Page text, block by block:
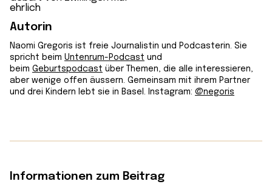
Autorin
Naomi Gregoris ist freie Journalistin und Podcasterin. Sie
spricht beim Untenrum-Podcast und
beim Geburtspodcast über Themen, die alle interessieren,
aber wenige offen äussern. Gemeinsam mit ihrem Partner
und drei Kindern lebt sie in Basel. Instagram: @negoris
Informationen zum Beitrag